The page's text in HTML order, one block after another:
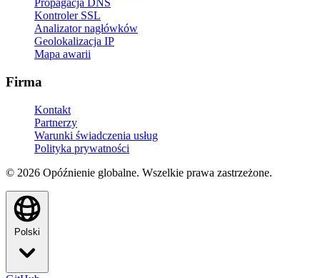
Propagacja DNS
Kontroler SSL
Analizator nagłówków
Geolokalizacja IP
Mapa awarii
Firma
Kontakt
Partnerzy
Warunki świadczenia usług
Polityka prywatności
© 2026 Opóźnienie globalne. Wszelkie prawa zastrzeżone.
Polski